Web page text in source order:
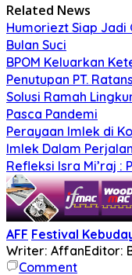
Related News
Humoriezt Siap
Bulan Suci
BPOM Keluarkan
Penutupan PT.
Solusi Ramah
Pasca Pandemi
Perayaan Imlek di
Imlek Dalam
Refleksi Isra Mi’raj :
AFF Festival
Writer: AffanEditor:
Comment